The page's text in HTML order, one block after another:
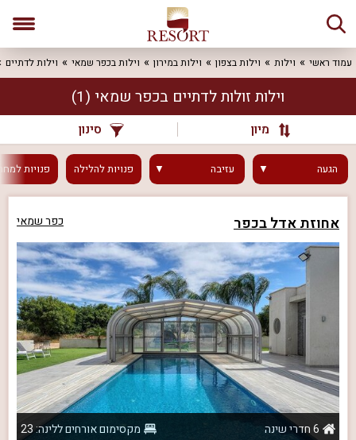
עמוד ראשי וילות וילות בצפון וילות במירון וילות בכפר שמאי וילות לדתיים
וילות זולות לדתיים בכפר שמאי (1)
מיון סינון
הגעה עזיבה פנויותלהלילה פנויות
אחוזת אדל בכפר כפר שמאי
6 חדרי שינה
מקסימום אורחים ללינה: 23